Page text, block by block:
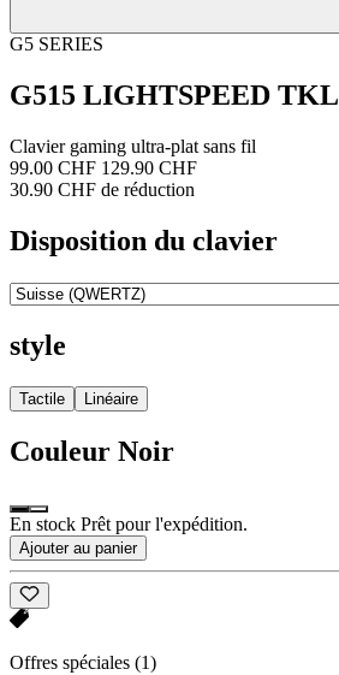
G5 SERIES
G515 LIGHTSPEED TKL
Clavier gaming ultra-plat sans fil
99.00 CHF 129.90 CHF
30.90 CHF de réduction
Disposition du clavier
style
Tactile Linéaire
Couleur Noir
En stock Prêt pour l'expédition.
Ajouter au panier
Offres spéciales (1)